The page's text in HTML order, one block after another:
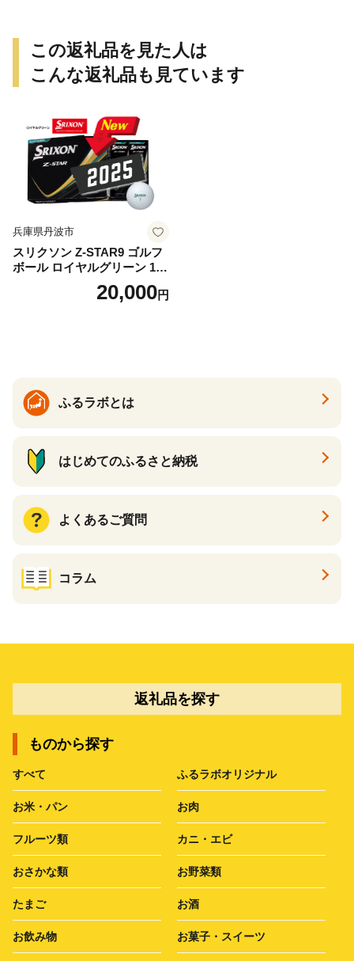
県 小牧市 送料無料
この返礼品を見た人は
こんな返礼品も見ています
兵庫県丹波市
スリクソン Z-STAR9 ゴルフ
ボール ロイヤルグリーン 1ダ
ース 12球 兵庫県丹波市 ふる
20,000円
ふるラボとは
はじめてのふるさと納税
よくあるご質問
コラム
返礼品を探す
ものから探す
すべて ふるラボオリジナル
お米・パン お肉
フルーツ類 カニ・エビ
おさかな類 お野菜類
たまご お酒
お飲み物 お菓子・スイーツ